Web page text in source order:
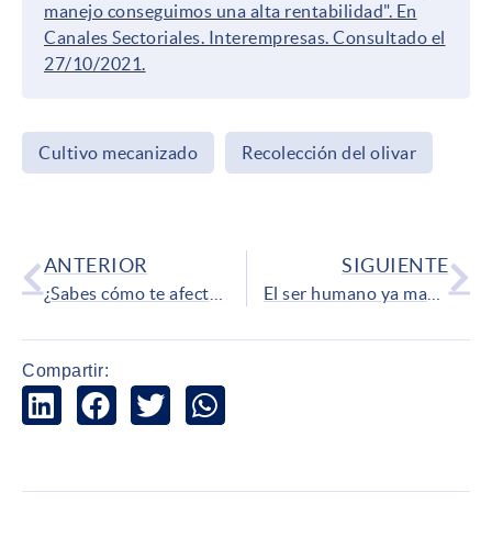
manejo conseguimos una alta rentabilidad". En
Canales Sectoriales. Interempresas. Consultado el
27/10/2021.
Cultivo mecanizado Recolección del olivar
ANTERIOR SIGUIENTE
Compartir: